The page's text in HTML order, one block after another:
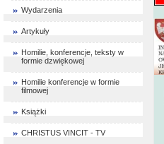
Wydarzenia
Artykuły
Homilie, konferencje, teksty w
formie dzwiękowej
Homilie konferencje w formie
filmowej
Książki
CHRISTUS VINCIT - TV